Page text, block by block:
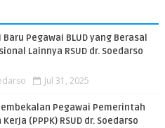
Pegawai BLUD yang Berasal
Lainnya RSUD dr. Soedarso
Jul 31, 2025
Pegawai Pemerintah
(PPPK) RSUD dr. Soedarso